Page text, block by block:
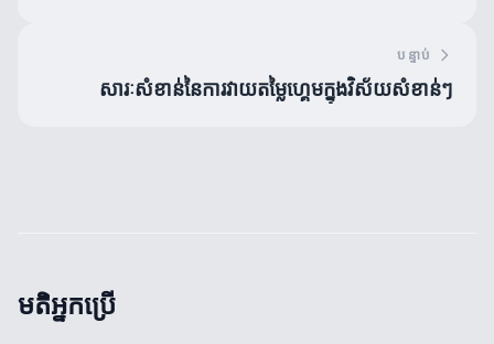
បន្ទាប់
សារៈសំខាន់នៃការវាយតម្លៃហ្គេមក្នុងវិស័យសំខាន់ៗ
មតិអ្នកប្រើ